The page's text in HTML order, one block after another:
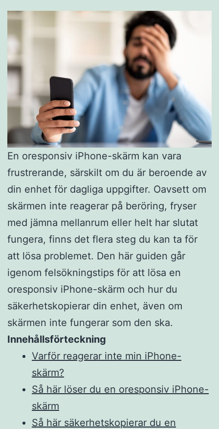
En oresponsiv iPhone-skärm kan vara
frustrerande, särskilt om du är beroende av
din enhet för dagliga uppgifter. Oavsett om
skärmen inte reagerar på beröring, fryser
med jämna mellanrum eller helt har slutat
fungera, finns det flera steg du kan ta för
att lösa problemet. Den här guiden går
igenom felsökningstips för att lösa en
oresponsiv iPhone-skärm och hur du
säkerhetskopierar din enhet, även om
skärmen inte fungerar som den ska.
Innehållsförteckning
Varför reagerar inte min iPhone-
skärm?
Så här löser du en oresponsiv iPhone-
skärm
Så här säkerhetskopierar du en